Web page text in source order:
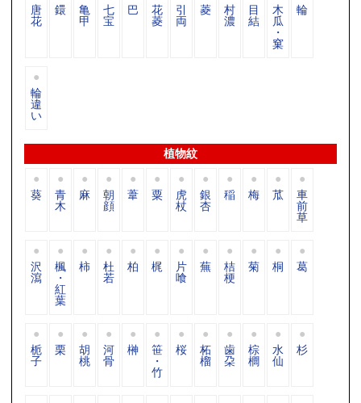
唐
花
鐶 亀
甲
七
宝
巴 花
菱
引
両
菱 村
濃
目
結
木
瓜
・
窠
輪
輪
違
い
植物紋
葵 青
木
麻 朝
顔
葦 粟 虎
杖
銀
杏
稲 梅 苽 車
前
草
沢
瀉
楓
・
紅
葉
柿 杜
若
柏 梶 片
喰
蕪 桔
梗
菊 桐 葛
栀
子
栗 胡
桃
河
骨
榊 笹
・
竹
桜 柘
榴
歯
朶
棕
櫚
水
仙
杉